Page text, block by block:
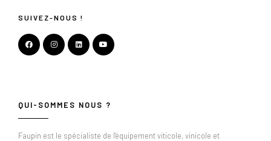
SUIVEZ-NOUS !
QUI-SOMMES NOUS ?
Faupin est le spécialiste de l'équipement viticole, vinicole et